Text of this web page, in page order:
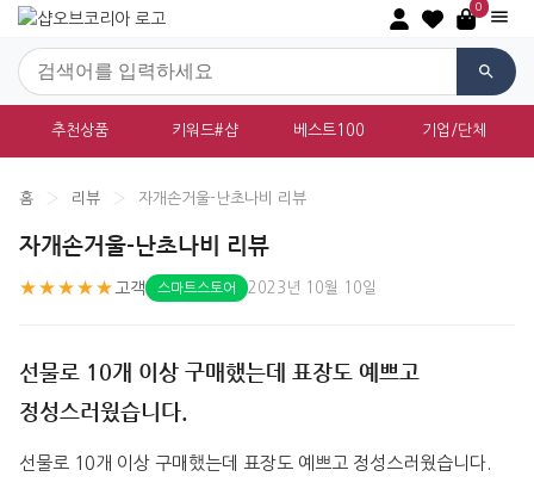
0
추천상품 키워드#샵 베스트100 기업/단체
홈 › 리뷰 › 자개손거울-난초나비 리뷰
자개손거울-난초나비 리뷰
★★★★★ 고객 스마트스토어 2023년 10월 10일
선물로 10개 이상 구매했는데 표장도 예쁘고
정성스러웠습니다.
선물로 10개 이상 구매했는데 표장도 예쁘고 정성스러웠습니다.